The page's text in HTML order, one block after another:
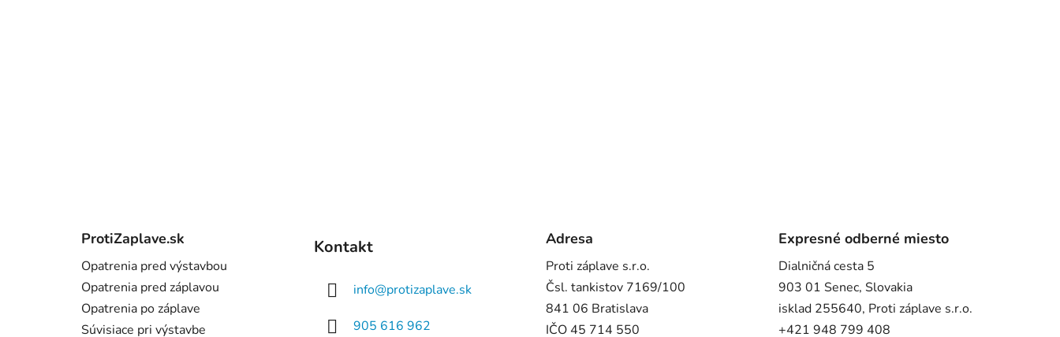
ProtiZaplave.sk
Opatrenia pred výstavbou
Opatrenia pred záplavou
Opatrenia po záplave
Súvisiace pri výstavbe
Kontakt
info@protizaplave.sk
905 616 962
Adresa
Proti záplave s.r.o.
Čsl. tankistov 7169/100
841 06 Bratislava
IČO 45 714 550
Expresné odberné miesto
Dialničná cesta 5
903 01 Senec, Slovakia
isklad 255640, Proti záplave s.r.o.
+421 948 799 408